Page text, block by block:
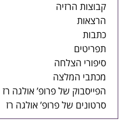
קבוצות הרזיה
הרצאות
כתבות
תפריטים
סיפורי הצלחה
מכתבי המלצה
הפייסבוק של פרופ’ אולגה רז
סרטונים של פרופ’ אולגה רז